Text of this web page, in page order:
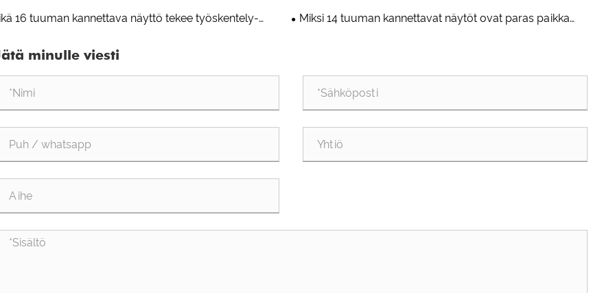
asetuksistasi todella mobiilin?
16 tuuman kannettava näyttö tekee työskentely-
Miksi 14 tuuman kannettavat näytöt ovat paras paikka
minulle viesti